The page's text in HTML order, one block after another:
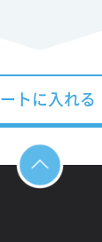
トに入れる